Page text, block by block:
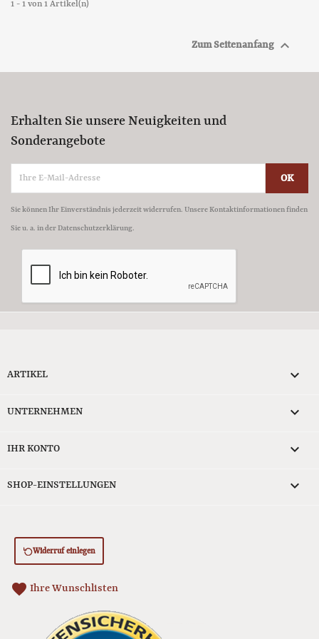
1 - 1 von 1 Artikel(n)
Zum Seitenanfang 
Erhalten Sie unsere Neuigkeiten und
Sonderangebote
Sie können Ihr Einverständnis jederzeit widerrufen. Unsere Kontaktinformationen finden
Sie u. a. in der Datenschutzerklärung.
ARTIKEL 
UNTERNEHMEN 
IHR KONTO 
SHOP-EINSTELLUNGEN keyboard_arrow_down
Widerruf einlegen
favorite Ihre Wunschlisten